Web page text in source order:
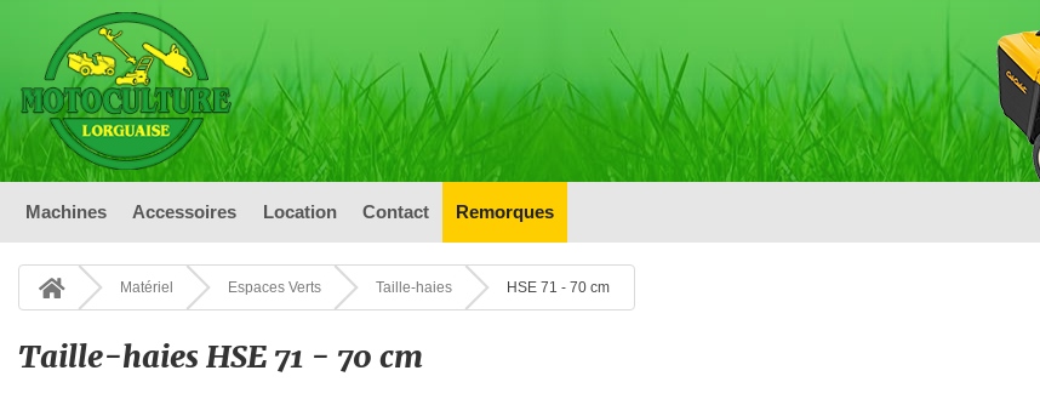
Machines Accessoires Location Contact Remorques
Matériel Espaces Verts Taille-haies HSE 71 - 70 cm
Taille-haies HSE 71 - 70 cm